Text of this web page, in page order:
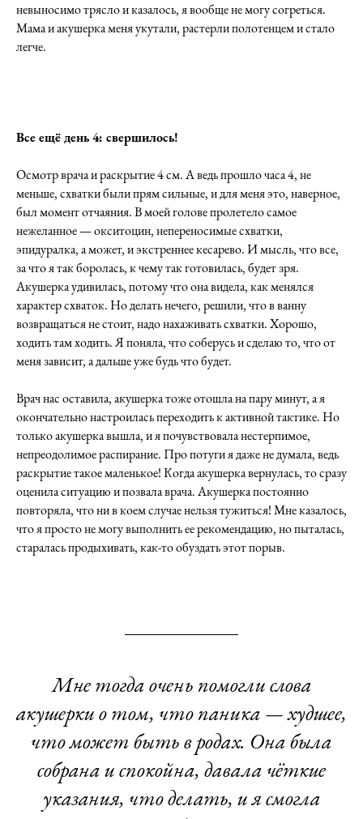
невыносимо трясло и казалось, я вообще не могу согреться.
Мама и акушерка меня укутали, растерли полотенцем и стало
легче.
Все ещё день 4: свершилось!
Осмотр врача и раскрытие 4 см. А ведь прошло часа 4, не
меньше, схватки были прям сильные, и для меня это, наверное,
был момент отчаяния. В моей голове пролетело самое
нежеланное — окситоцин, непереносимые схватки,
эпидуралка, а может, и экстреннее кесарево. И мысль, что все,
за что я так боролась, к чему так готовилась, будет зря.
Акушерка удивилась, потому что она видела, как менялся
характер схваток. Но делать нечего, решили, что в ванну
возвращаться не стоит, надо нахаживать схватки. Хорошо,
ходить там ходить. Я поняла, что соберусь и сделаю то, что от
меня зависит, а дальше уже будь что будет.
Врач нас оставила, акушерка тоже отошла на пару минут, а я
окончательно настроилась переходить к активной тактике. Но
только акушерка вышла, и я почувствовала нестерпимое,
непреодолимое распирание. Про потуги я даже не думала, ведь
раскрытие такое маленькое! Когда акушерка вернулась, то сразу
оценила ситуацию и позвала врача. Акушерка постоянно
повторяла, что ни в коем случае нельзя тужиться! Мне казалось,
что я просто не могу выполнить ее рекомендацию, но пыталась,
старалась продыхивать, как-то обуздать этот порыв.
Мне тогда очень помогли слова
акушерки о том, что паника — худшее,
что может быть в родах. Она была
собрана и спокойна, давала чёткие
указания, что делать, и я смогла